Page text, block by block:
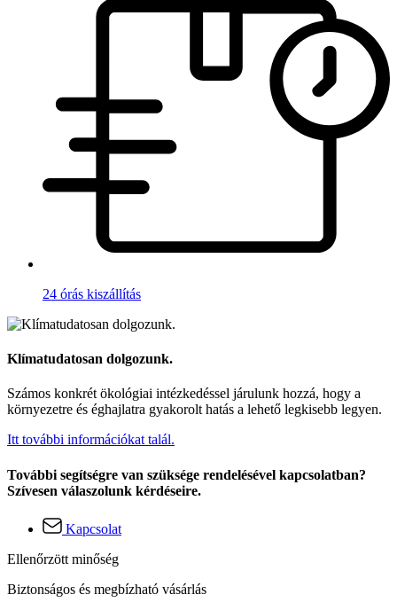
24 órás kiszállítás
Klímatudatosan dolgozunk.
Számos konkrét ökológiai intézkedéssel járulunk hozzá, hogy a
környezetre és éghajlatra gyakorolt hatás a lehető legkisebb legyen.
Itt további információkat talál.
További segítségre van szüksége rendelésével kapcsolatban?
Szívesen válaszolunk kérdéseire.
Kapcsolat
Ellenőrzött minőség
Biztonságos és megbízható vásárlás